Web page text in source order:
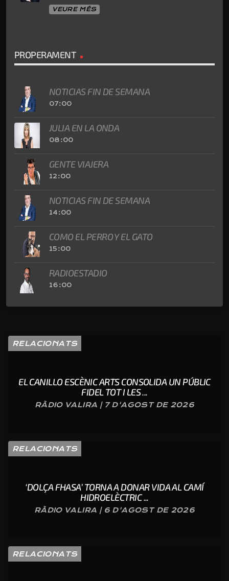
VEURE MÉS
PROPERAMENT
NOTICIAS FIN DE SEMANA
07:00
JULIA EN LA ONDA
08:00
GENTE VIAJERA
12:00
NOTICIAS FIN DE SEMANA
14:00
COMO EL PERRO Y EL GATO
15:00
RADIOESTADIO
16:00
RELACIONATS
EL CANILLO ESCÈNIC ARTS CONSOLIDA UN PÚBLIC
FIDEL TOT I LES ...
RÀDIO VALIRA | 7 D'AGOST DE 2026
RELACIONATS
‘DOLÇA FHASA’ TORNA A DONAR VIDA AL CAMÍ
HIDROELÈCTRIC ...
RÀDIO VALIRA | 6 D'AGOST DE 2026
RELACIONATS